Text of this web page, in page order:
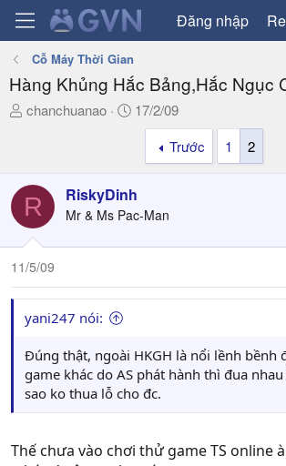
Đăng nhập
Cỗ Máy Thời Gian
Hàng Khủng Hắc Bảng,Hắc Ngục
T
a
d
s
t
a
t
e
chanchuanao
N
ử
i
17/2/09
Trước
1 2
R RiskyDinh
Mr & Ms Pac-Man
11/5/09
yani247 nói:
Đúng thật, ngoài HKGH là nổi lềnh bềnh
game khác do AS phát hành thì đua
sao ko thua lỗ cho đc.
Thế chưa vào chơi thử game TS online à